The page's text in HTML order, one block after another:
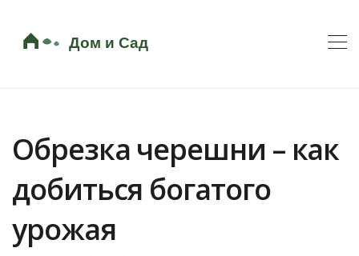
Обрезка черешни – как
добиться богатого
урожая